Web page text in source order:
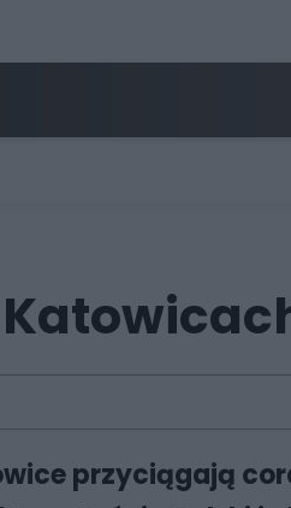
przyciągają